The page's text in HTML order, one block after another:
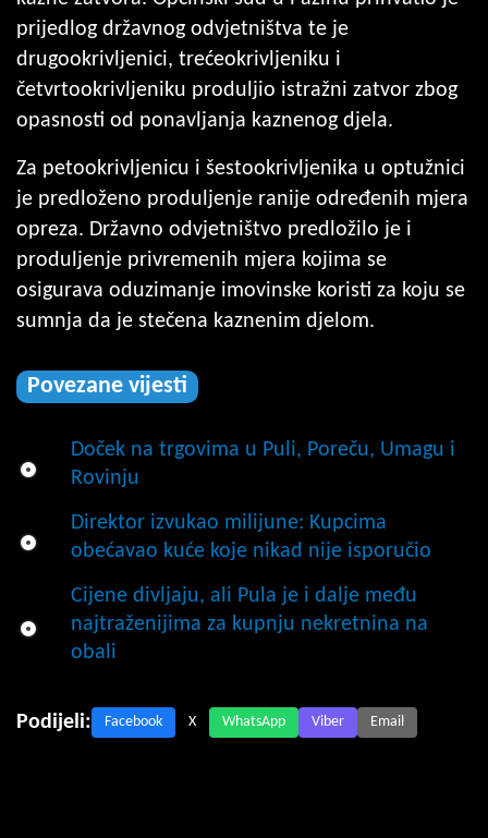
prijedlog državnog odvjetništva te je
drugookrivljenici, trećeokrivljeniku i
četvrtookrivljeniku produljio istražni zatvor zbog
opasnosti od ponavljanja kaznenog djela.
Za petookrivljenicu i šestookrivljenika u optužnici
je predloženo produljenje ranije određenih mjera
opreza. Državno odvjetništvo predložilo je i
produljenje privremenih mjera kojima se
osigurava oduzimanje imovinske koristi za koju se
sumnja da je stečena kaznenim djelom.
Povezane vijesti
Doček na trgovima u Puli, Poreču, Umagu i
Rovinju
Direktor izvukao milijune: Kupcima
obećavao kuće koje nikad nije isporučio
Cijene divljaju, ali Pula je i dalje među
najtraženijima za kupnju nekretnina na
obali
Podijeli: Facebook X WhatsApp Viber Email